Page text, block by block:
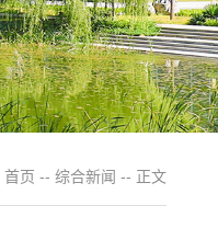
首页 -- 综合新闻 -- 正文